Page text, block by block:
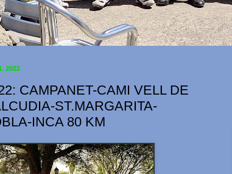
2022
CAMPANET-CAMI VELL DE
ST.MARGARITA-
INCA 80 KM